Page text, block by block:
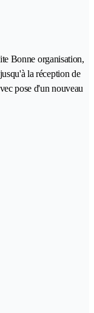
Bonne organisation,
la réception de
pose d'un nouveau